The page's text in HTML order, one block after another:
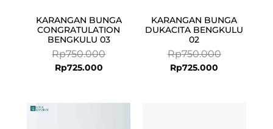
KARANGAN BUNGA
CONGRATULATION
BENGKULU 03
Rp750.000
Rp725.000
KARANGAN BUNGA
DUKACITA BENGKULU
02
Rp750.000
Rp725.000